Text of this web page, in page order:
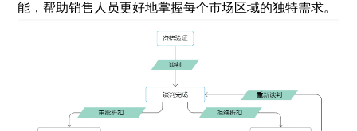
能，帮助销售人员更好地掌握每个市场区域的独特需求。